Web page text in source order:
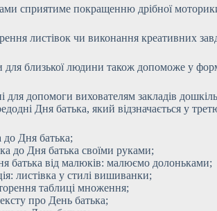
сприятиме покращенню дрібної
листівок чи виконання креативних
для близької людини також допоможе у
для допомоги вихователям закладів
Дня батька, який відзначається у
до Дня батька;
до Дня батька своїми руками;
батька від малюків: малюємо долоньками;
листівка у стилі вишиванки;
таблиці множення;
про День батька;